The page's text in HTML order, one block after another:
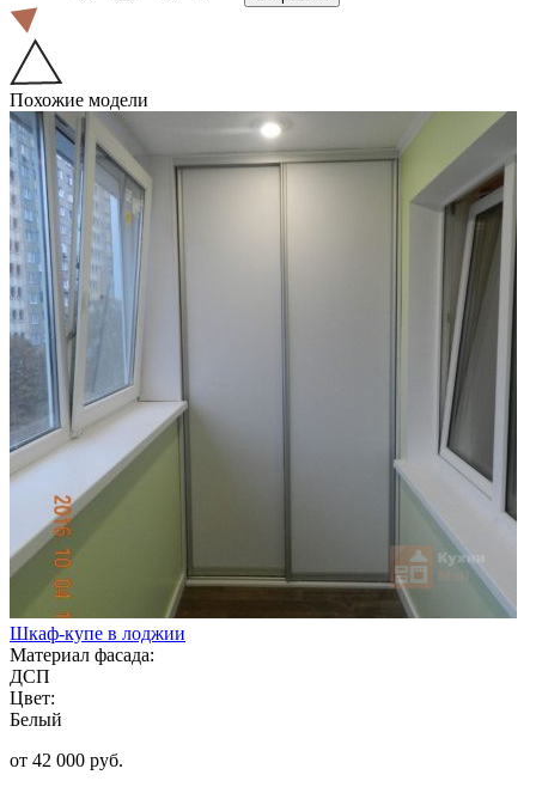
Похожие модели
Шкаф-купе в лоджии
Материал фасада:
ДСП
Цвет:
Белый
от 42 000 руб.